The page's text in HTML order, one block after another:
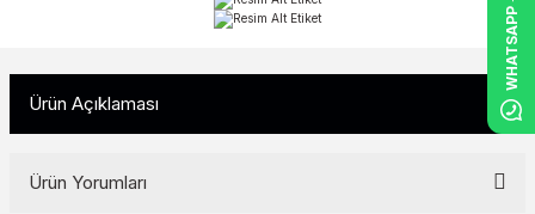
Ürün Açıklaması
Ürün Yorumları
WHATSAPP